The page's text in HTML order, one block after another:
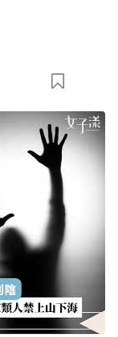
購買點數